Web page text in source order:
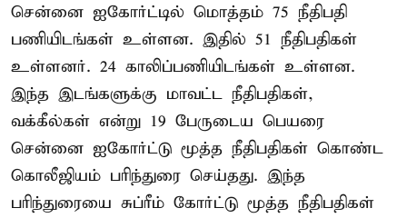
சென்னை ஐகோர்ட்டில் மொத்தம் 75 நீதிபதி
பணியிடங்கள் உள்ளன. இதில் 51 நீதிபதிகள்
உள்ளனர். 24 காலிப்பணியிடங்கள் உள்ளன.
இந்த இடங்களுக்கு மாவட்ட நீதிபதிகள்,
வக்கீல்கள் என்று 19 பேருடைய பெயரை
சென்னை ஐகோர்ட்டு மூத்த நீதிபதிகள் கொண்ட
கொலீஜியம் பரிந்துரை செய்தது. இந்த
பரிந்துரையை சுப்ரீம் கோர்ட்டு மூத்த நீதிபதிகள்